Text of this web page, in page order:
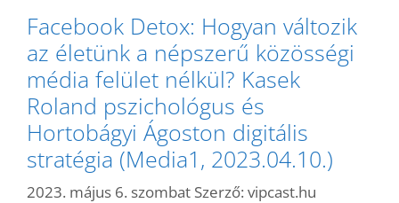
Facebook Detox: Hogyan változik
az életünk a népszerű közösségi
média felület nélkül? Kasek
Roland pszichológus és
Hortobágyi Ágoston digitális
stratégia (Media1, 2023.04.10.)
2023. május 6. szombat Szerző: vipcast.hu